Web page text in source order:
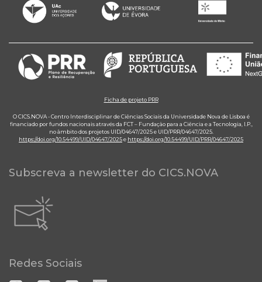
Ficha de projeto PRR
O CICS.NOVA - Centro Interdisciplinar de Ciências Sociais da Universidade Nova de Lisboa é
financiado por fundos nacionais através da FCT – Fundação para a Ciência e a Tecnologia, I.P.,
no âmbito dos projetos UID/04647/2025 e UID/PRR/04647/2025.
https://doi.org/10.54499/UID/04647/2025e https://doi.org/10.54499/UID/PRR/04647/2025
Subscreva a newsletter do CICS.NOVA
Redes Sociais